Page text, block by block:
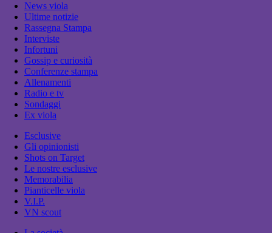
News viola
Ultime notizie
Rassegna Stampa
Interviste
Infortuni
Gossip e curiosità
Conferenze stampa
Allenamenti
Radio e tv
Sondaggi
Ex viola
Esclusive
Gli opinionisti
Shots on Target
Le nostre esclusive
Memorabilia
Pianticelle viola
V.I.P.
VN scout